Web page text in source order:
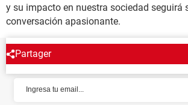
y su impacto en nuestra sociedad seguirá
conversación apasionante.
Partager
NEWSLETTER